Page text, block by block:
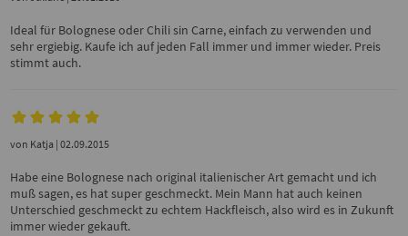
Ideal für Bolognese oder Chili sin Carne, einfach zu verwenden und
sehr ergiebig. Kaufe ich auf jeden Fall immer und immer wieder. Preis
stimmt auch.
von Katja | 02.09.2015
Habe eine Bolognese nach original italienischer Art gemacht und ich
muß sagen, es hat super geschmeckt. Mein Mann hat auch keinen
Unterschied geschmeckt zu echtem Hackfleisch, also wird es in Zukunft
immer wieder gekauft.